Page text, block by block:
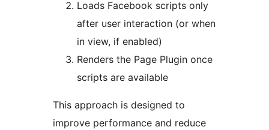
Loads Facebook scripts only
after user interaction (or when
in view, if enabled)
Renders the Page Plugin once
scripts are available
This approach is designed to
improve performance and reduce